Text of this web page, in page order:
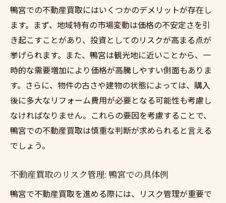
プ
神奈川県小田原市鴨宮で不動産買取を成功させ
るための市場動向の把握
鴨宮の不動産市場動向を事前に調査する方
法
不動産買取での市場分析の重要性
競合物件との差別化戦略: 鴨宮市場特有のポ
イント
鴨宮の将来予測を踏まえた不動産買取計画
プロのアドバイスを活用して不動産買取のデメ
鴨宮での不動産買取にはいくつかのデメリットが存在し
ます。まず、地域特有の市場変動は価格の不安定さを引
き起こすことがあり、投資としてのリスクが高まる点が
挙げられます。また、鴨宮は観光地に近いことから、一
時的な需要増加により価格が高騰しやすい側面もありま
す。さらに、物件の古さや建物の状態によっては、購入
後に多大なリフォーム費用が必要となる可能性も考慮し
なければなりません。これらの要因を考慮することで、
鴨宮での不動産買取は慎重な判断が求められると言える
でしょう。
不動産買取のリスク管理: 鴨宮での具体例
鴨宮で不動産買取を進める際には、リスク管理が重要で